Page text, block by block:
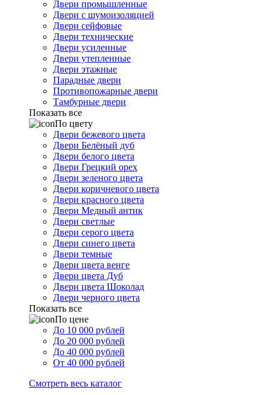
Двери промышленные
Двери с шумоизоляцией
Двери сейфовые
Двери технические
Двери усиленные
Двери утепленные
Двери этажные
Парадные двери
Противопожарные двери
Тамбурные двери
Показать все
По цвету
Двери бежевого цвета
Двери Белёный дуб
Двери белого цвета
Двери Грецкий орех
Двери зеленого цвета
Двери коричневого цвета
Двери красного цвета
Двери Медный антик
Двери светлые
Двери серого цвета
Двери синего цвета
Двери темные
Двери цвета венге
Двери цвета Дуб
Двери цвета Шоколад
Двери черного цвета
Показать все
По цене
До 10 000 рублей
До 20 000 рублей
До 40 000 рублей
От 40 000 рублей
Смотреть весь каталог